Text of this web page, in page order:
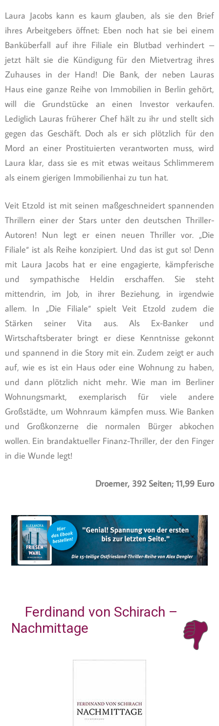
Laura Jacobs kann es kaum glauben, als sie den Brief
ihres Arbeitgebers öffnet: Eben noch hat sie bei einem
Banküberfall auf ihre Filiale ein Blutbad verhindert –
jetzt hält sie die Kündigung für den Mietvertrag ihres
Zuhauses in der Hand! Die Bank, der neben Lauras
Haus eine ganze Reihe von Immobilien in Berlin gehört,
will die Grundstücke an einen Investor verkaufen.
Lediglich Lauras früherer Chef hält zu ihr und stellt sich
gegen das Geschäft. Doch als er sich plötzlich für den
Mord an einer Prostituierten verantworten muss, wird
Laura klar, dass sie es mit etwas weitaus Schlimmerem
als einem gierigen Immobilienhai zu tun hat.
Veit Etzold ist mit seinen maßgeschneidert spannenden
Thrillern einer der Stars unter den deutschen Thriller-
Autoren! Nun legt er einen neuen Thriller vor. „Die
Filiale“ ist als Reihe konzipiert. Und das ist gut so! Denn
mit Laura Jacobs hat er eine engagierte, kämpferische
und sympathische Heldin erschaffen. Sie steht
mittendrin, im Job, in ihrer Beziehung, in irgendwie
allem. In „Die Filiale“ spielt Veit Etzold zudem die
Stärken seiner Vita aus. Als Ex-Banker und
Wirtschaftsberater bringt er diese Kenntnisse gekonnt
und spannend in die Story mit ein. Zudem zeigt er auch
auf, wie es ist ein Haus oder eine Wohnung zu haben,
und dann plötzlich nicht mehr. Wie man im Berliner
Wohnungsmarkt, exemplarisch für viele andere
Großstädte, um Wohnraum kämpfen muss. Wie Banken
und Großkonzerne die normalen Bürger abkochen
wollen. Ein brandaktueller Finanz-Thriller, der den Finger
in die Wunde legt!
Droemer, 392 Seiten; 11,99 Euro
Ferdinand von Schirach –
Nachmittage